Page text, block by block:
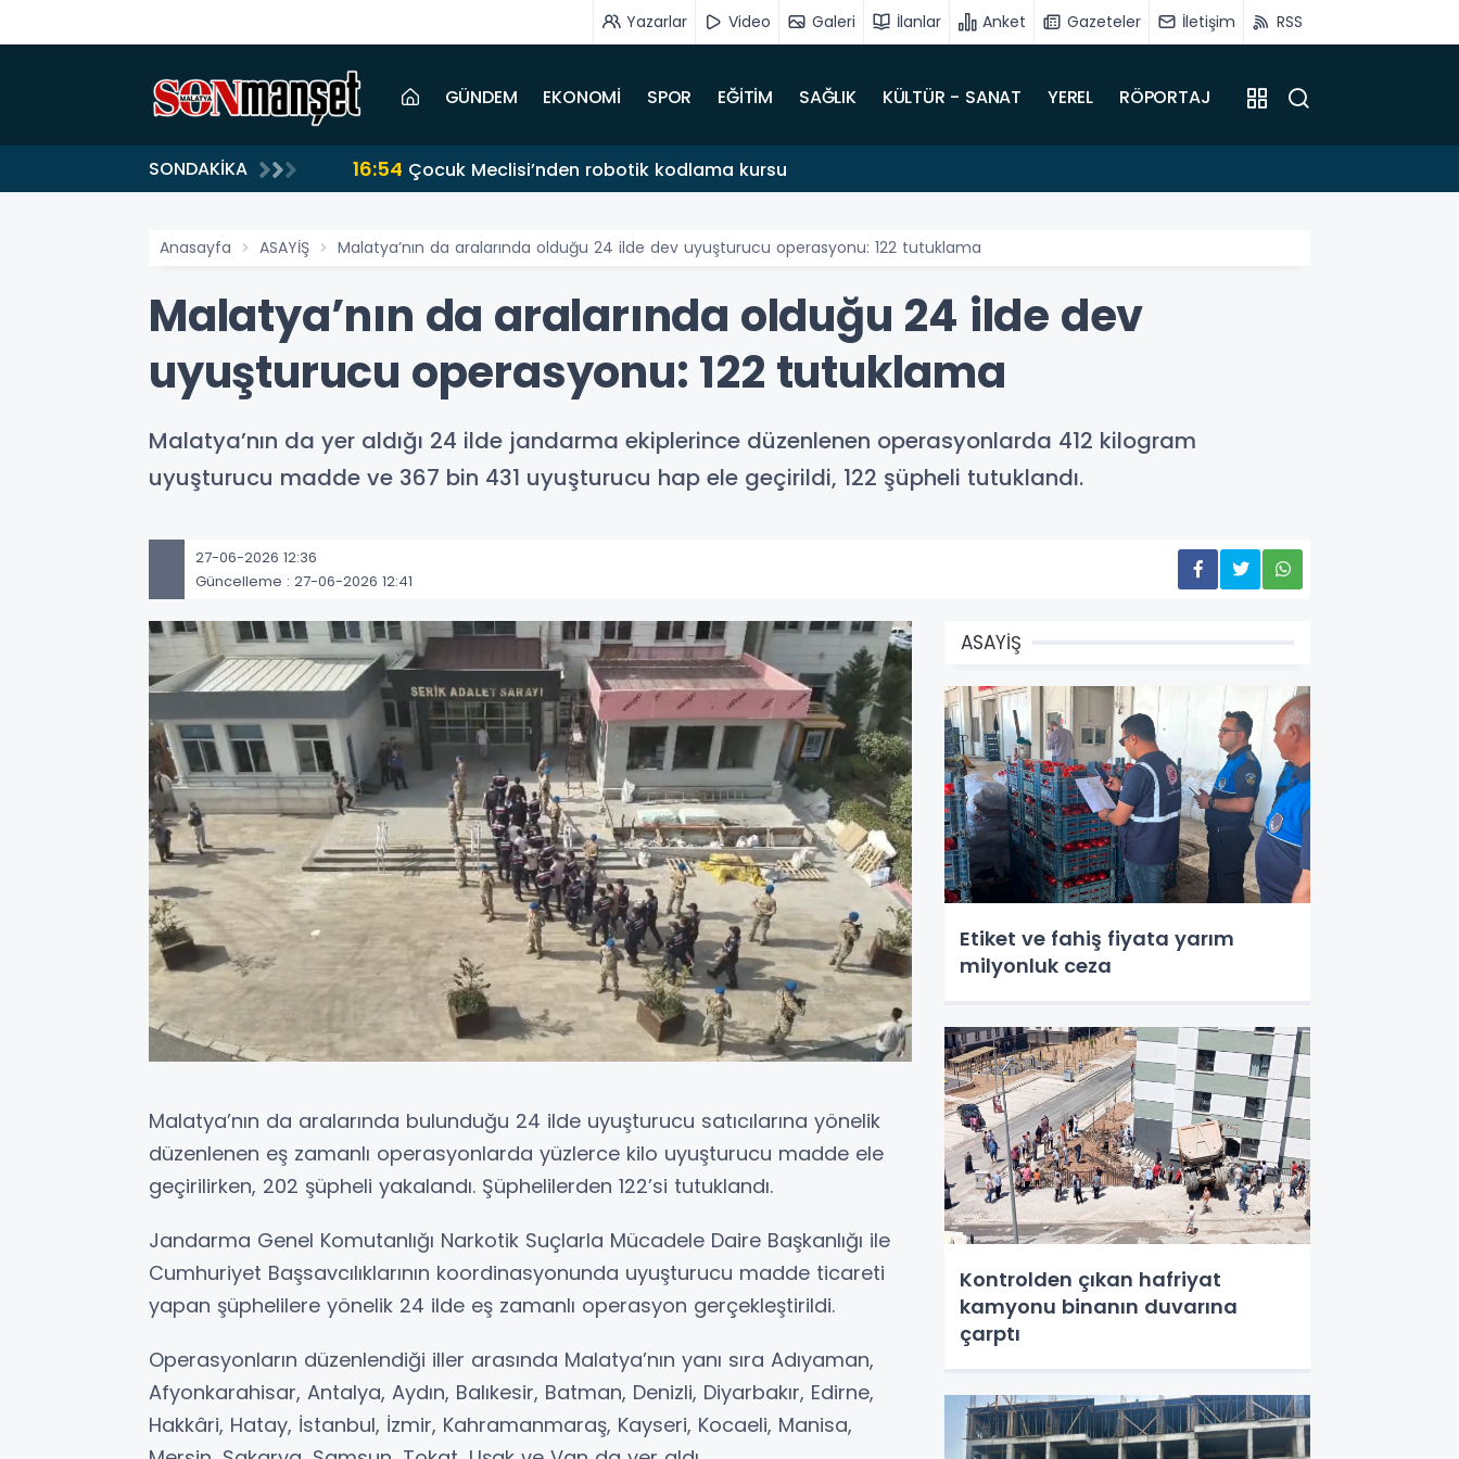
Yazarlar Video Galeri İlanlar Anket Gazeteler İletişim RSS
GÜNDEM EKONOMİ SPOR EĞİTİM SAĞLIK KÜLTÜR - SANAT YEREL RÖPORTAJ
SONDAKİKA 16:54 Çocuk Meclisi’nden robotik kodlama kursu
Anasayfa ASAYİŞ Malatya’nın da aralarında olduğu 24 ilde dev uyuşturucu operasyonu: 122 tutuklama
Malatya’nın da aralarında olduğu 24 ilde dev
uyuşturucu operasyonu: 122 tutuklama
Malatya’nın da yer aldığı 24 ilde jandarma ekiplerince düzenlenen operasyonlarda 412 kilogram
uyuşturucu madde ve 367 bin 431 uyuşturucu hap ele geçirildi, 122 şüpheli tutuklandı.
27-06-2026 12:36
Güncelleme : 27-06-2026 12:41
Malatya’nın da aralarında bulunduğu 24 ilde uyuşturucu satıcılarına yönelik
düzenlenen eş zamanlı operasyonlarda yüzlerce kilo uyuşturucu madde ele
geçirilirken, 202 şüpheli yakalandı. Şüphelilerden 122’si tutuklandı.
Jandarma Genel Komutanlığı Narkotik Suçlarla Mücadele Daire Başkanlığı ile
Cumhuriyet Başsavcılıklarının koordinasyonunda uyuşturucu madde ticareti
yapan şüphelilere yönelik 24 ilde eş zamanlı operasyon gerçekleştirildi.
Operasyonların düzenlendiği iller arasında Malatya’nın yanı sıra Adıyaman,
Afyonkarahisar, Antalya, Aydın, Balıkesir, Batman, Denizli, Diyarbakır, Edirne,
Hakkâri, Hatay, İstanbul, İzmir, Kahramanmaraş, Kayseri, Kocaeli, Manisa,
ASAYİŞ
Etiket ve fahiş fiyata yarım
milyonluk ceza
Kontrolden çıkan hafriyat
kamyonu binanın duvarına
çarptı